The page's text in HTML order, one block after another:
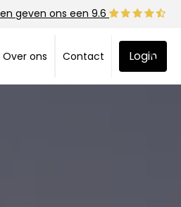
geven ons een 9.6
Over ons Contact Login